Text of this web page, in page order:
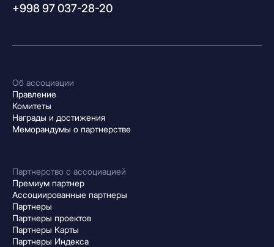
+998 97 037-28-20
Об ассоциации
Правление
Комитеты
Награды и достижения
Меморандумы о партнерстве
Партнерство с ассоциацией
Премиум партнер
Ассоциированные партнеры
Партнеры
Партнеры проектов
Партнеры Карты
Партнеры Индекса